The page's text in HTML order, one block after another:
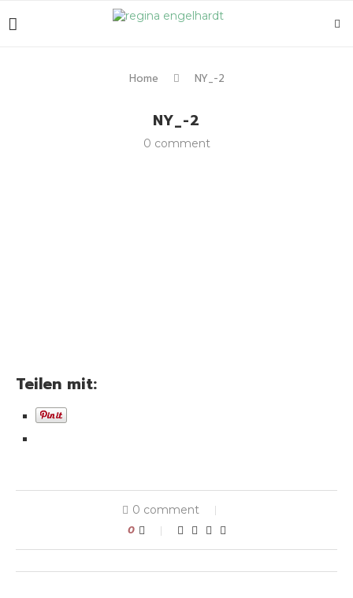
Home NY_-2
NY_-2
0 comment
Teilen mit:
0 comment
0